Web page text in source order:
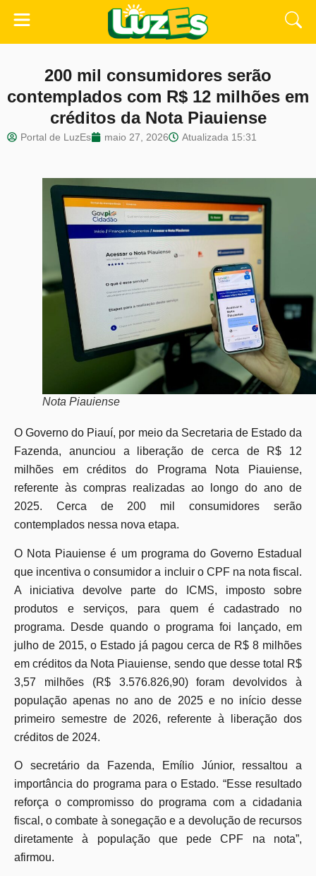
200 mil consumidores serão
contemplados com R$ 12 milhões em
créditos da Nota Piauiense
Portal de LuzEs maio 27, 2026 Atualizada 15:31
Nota Piauiense
O Governo do Piauí, por meio da Secretaria de Estado da
Fazenda, anunciou a liberação de cerca de R$ 12
milhões em créditos do Programa Nota Piauiense,
referente às compras realizadas ao longo do ano de
2025. Cerca de 200 mil consumidores serão
contemplados nessa nova etapa.
O Nota Piauiense é um programa do Governo Estadual
que incentiva o consumidor a incluir o CPF na nota fiscal.
A iniciativa devolve parte do ICMS, imposto sobre
produtos e serviços, para quem é cadastrado no
programa. Desde quando o programa foi lançado, em
julho de 2015, o Estado já pagou cerca de R$ 8 milhões
em créditos da Nota Piauiense, sendo que desse total R$
3,57 milhões (R$ 3.576.826,90) foram devolvidos à
população apenas no ano de 2025 e no início desse
primeiro semestre de 2026, referente à liberação dos
créditos de 2024.
O secretário da Fazenda, Emílio Júnior, ressaltou a
importância do programa para o Estado. “Esse resultado
reforça o compromisso do programa com a cidadania
fiscal, o combate à sonegação e a devolução de recursos
diretamente à população que pede CPF na nota”,
afirmou.